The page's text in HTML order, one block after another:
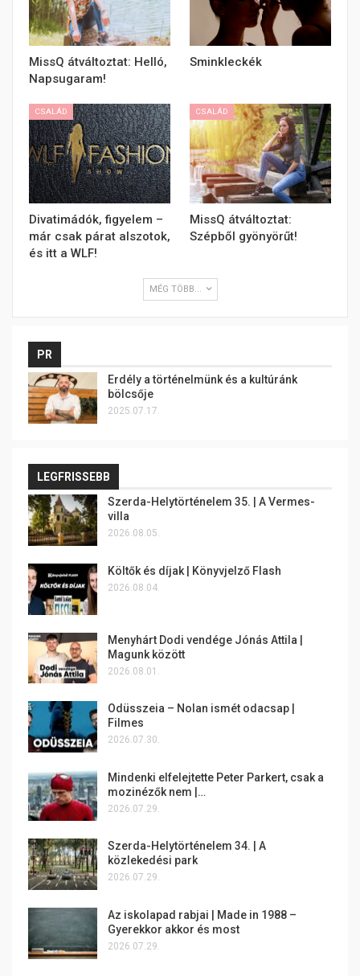
MissQ átváltoztat: Helló,
Napsugaram!
Sminkleckék
CSALÁD
Divatimádók, figyelem –
már csak párat alszotok,
és itt a WLF!
CSALÁD
MissQ átváltoztat:
Szépből gyönyörűt!
MÉG TÖBB...
PR
Erdély a történelmünk és a kultúránk
bölcsője
2025.07.17.
LEGFRISSEBB
Szerda-Helytörténelem 35. | A Vermes-
villa
2026.08.05.
Költők és díjak | Könyvjelző Flash
2026.08.04.
Menyhárt Dodi vendége Jónás Attila |
Magunk között
2026.08.01.
Odüsszeia – Nolan ismét odacsap |
Filmes
2026.07.30.
Mindenki elfelejtette Peter Parkert, csak a
mozinézők nem |…
2026.07.29.
Szerda-Helytörténelem 34. | A
közlekedési park
2026.07.29.
Az iskolapad rabjai | Made in 1988 –
Gyerekkor akkor és most
2026.07.29.